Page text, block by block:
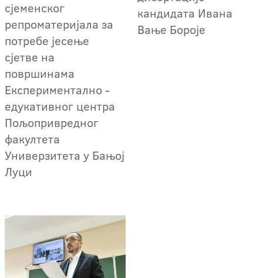
сјеменског
репроматеријала за
потребе јесење
сјетве на
површинама
Експериментално -
едукативног центра
Пољопривредног
факултета
Универзитета у Бањој
Луци
кандидата Ивана
Вање Бороје